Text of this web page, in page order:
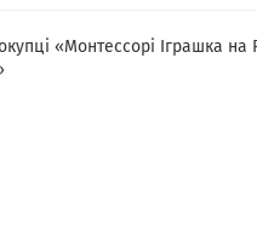
«Монтессорі Іграшка на